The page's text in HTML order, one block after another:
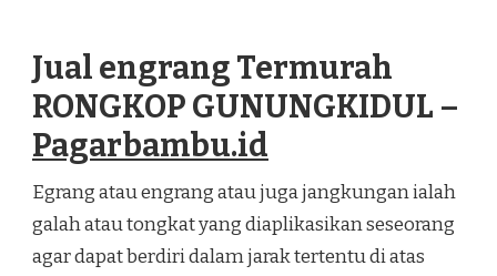
RONGKOP
GUNUNGKIDUL
Jual engrang Termurah
RONGKOP GUNUNGKIDUL –
Pagarbambu.id
Egrang atau engrang atau juga jangkungan ialah
galah atau tongkat yang diaplikasikan seseorang
agar dapat berdiri dalam jarak tertentu di atas